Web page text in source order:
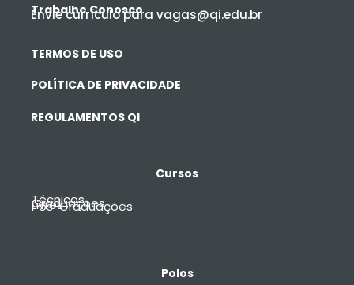
Trabalhe Conosco
Envie currículo para vagas@qi.edu.br
TERMOS DE USO
POLÍTICA DE PRIVACIDADE
REGULAMENTOS QI
Cursos
Técnicos
Graduações
Livres
Pós-Graduações
Polos